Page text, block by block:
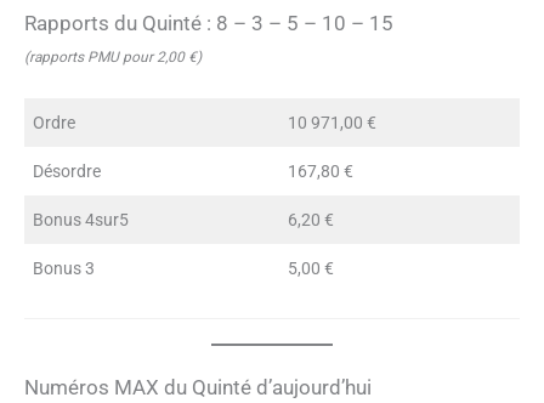
Rapports du Quinté : 8 – 3 – 5 – 10 – 15
(rapports PMU pour 2,00 €)
Ordre 10 971,00 €
Désordre 167,80 €
Bonus 4sur5 6,20 €
Bonus 3 5,00 €
Numéros MAX du Quinté d’aujourd’hui